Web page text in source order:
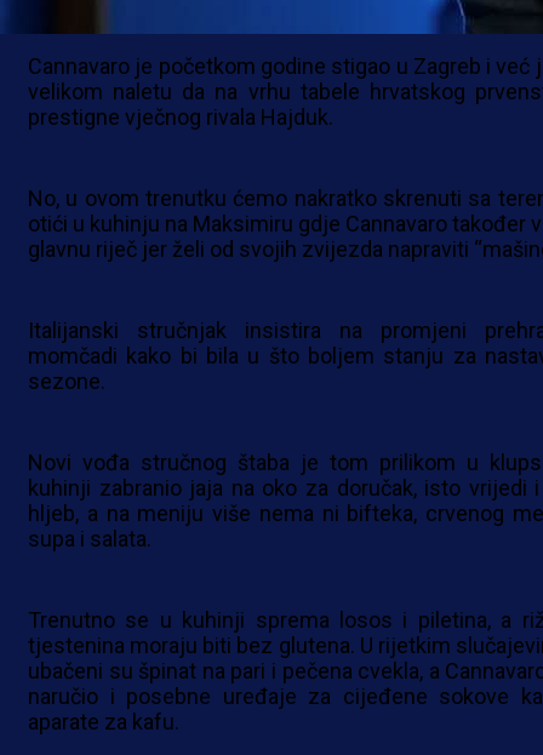
Cannavaro je početkom godine stigao u Zagreb i već
velikom naletu da na vrhu tabele hrvatskog
prestigne vječnog rivala Hajduk.
No, u ovom trenutku ćemo nakratko skrenuti sa
otići u kuhinju na Maksimiru gdje Cannavaro također
glavnu riječ jer želi od svojih zvijezda napraviti
Italijanski stručnjak insistira na promjeni
momčadi kako bi bila u što boljem stanju za
sezone.
Novi vođa stručnog štaba je tom prilikom u
kuhinji zabranio jaja na oko za doručak, isto vrijedi
hljeb, a na meniju više nema ni bifteka, crvenog
supa i salata.
Trenutno se u kuhinji sprema losos i piletina, a
tjestenina moraju biti bez glutena. U rijetkim
ubačeni su špinat na pari i pečena cvekla, a
naručio i posebne uređaje za cijeđene sokove
aparate za kafu.